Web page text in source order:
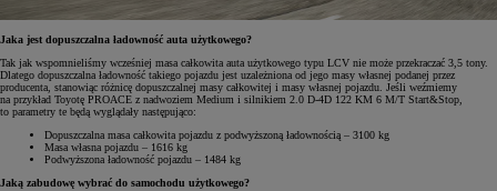
Jaka jest dopuszczalna ładowność auta użytkowego?
Tak jak wspomnieliśmy wcześniej masa całkowita auta użytkowego typu LCV nie może przekraczać 3,5 tony.
Dlatego dopuszczalna ładowność takiego pojazdu jest uzależniona od jego masy własnej podanej przez
producenta, stanowiąc różnicę dopuszczalnej masy całkowitej i masy własnej pojazdu. Jeśli weźmiemy
na przykład Toyotę PROACE z nadwoziem Medium i silnikiem 2.0 D-4D 122 KM 6 M/T Start&Stop,
to parametry te będą wyglądały następująco:
Dopuszczalna masa całkowita pojazdu z podwyższoną ładownością – 3100 kg
Masa własna pojazdu – 1616 kg
Podwyższona ładowność pojazdu – 1484 kg
Jaką zabudowę wybrać do samochodu użytkowego?